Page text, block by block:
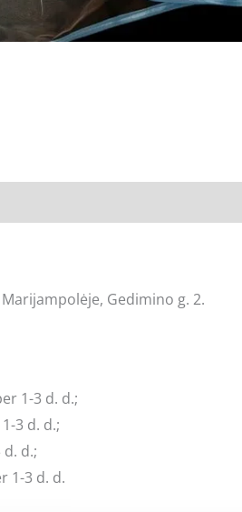
Gedimino g. 2.
1-3 d. d.;
3 d. d.;
d.;
1-3 d. d.